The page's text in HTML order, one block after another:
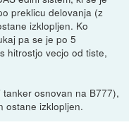
preklicu delovanja (z
izklopljen. Ko
pa se je po 5
hitrostjo vecjo od tiste,
osnovan na B777),
ostane izklopljen.